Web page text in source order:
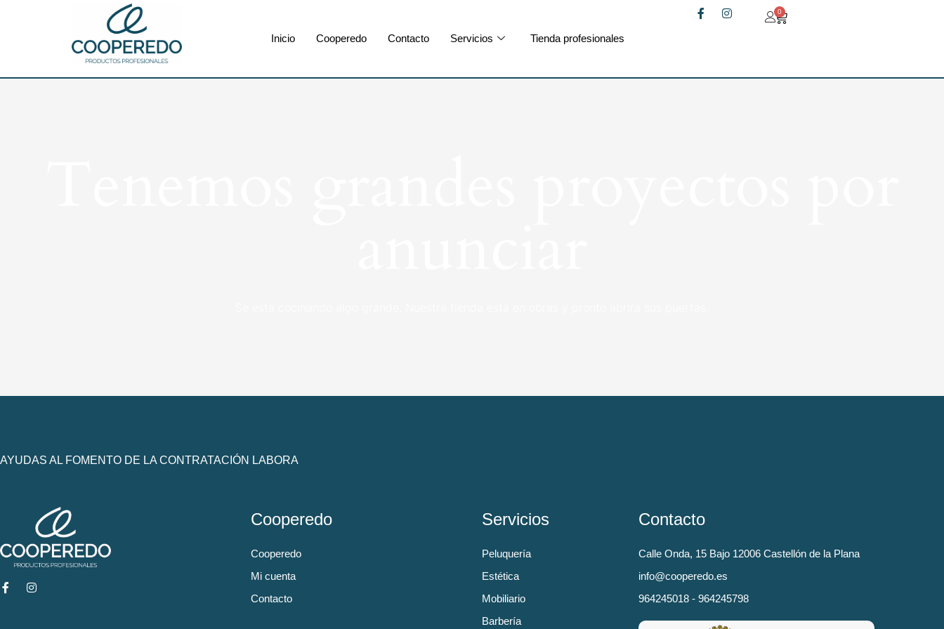
Inicio Cooperedo Contacto Servicios Tienda profesionales
0
AYUDAS AL FOMENTO DE LA CONTRATACIÓN LABORA
Cooperedo
Cooperedo
Mi cuenta
Contacto
Servicios
Peluquería
Estética
Mobiliario
Barbería
Contacto
Calle Onda, 15 Bajo 12006 Castellón de la Plana
info@cooperedo.es
964245018 - 964245798